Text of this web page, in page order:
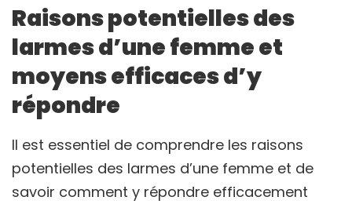
Raisons potentielles des
larmes d’une femme et
moyens efficaces d’y
répondre
Il est essentiel de comprendre les raisons
potentielles des larmes d’une femme et de
savoir comment y répondre efficacement